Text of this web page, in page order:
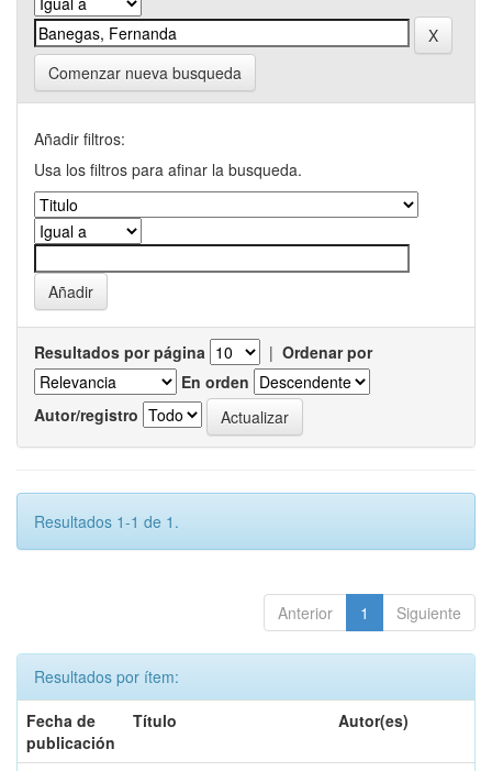
Comenzar nueva busqueda
Añadir filtros:
Usa los filtros para afinar la busqueda.
Resultados por página | Ordenar por
En orden
Autor/registro
Resultados 1-1 de 1.
Anterior 1 Siguiente
Resultados por ítem:
Fecha de
publicación
Título Autor(es)